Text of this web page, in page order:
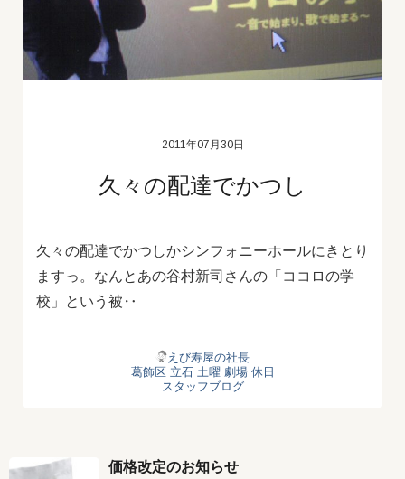
2011年07月30日
久々の配達でかつし
久々の配達でかつしかシンフォニーホールにきとり
ますっ。なんとあの谷村新司さんの「ココロの学
校」という被‥
えび寿屋の社長
葛飾区 立石 土曜 劇場 休日
スタッフブログ
価格改定のお知らせ